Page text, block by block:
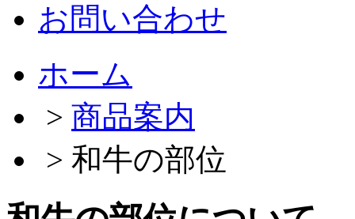
お問い合わせ
ホーム
> 商品案内
> 和牛の部位